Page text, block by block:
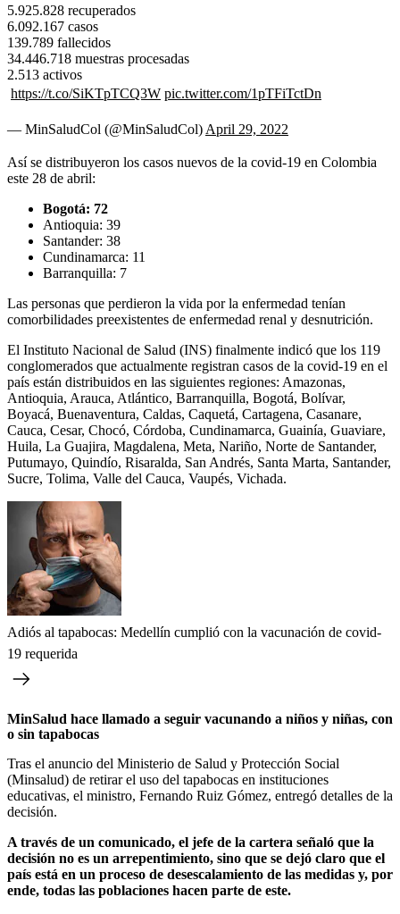
5.925.828 recuperados
6.092.167 casos
139.789 fallecidos
34.446.718 muestras procesadas
2.513 activos
https://t.co/SiKTpTCQ3W pic.twitter.com/1pTFiTctDn
— MinSaludCol (@MinSaludCol) April 29, 2022
Así se distribuyeron los casos nuevos de la covid-19 en Colombia
este 28 de abril:
Bogotá: 72
Antioquia: 39
Santander: 38
Cundinamarca: 11
Barranquilla: 7
Las personas que perdieron la vida por la enfermedad tenían
comorbilidades preexistentes de enfermedad renal y desnutrición.
El Instituto Nacional de Salud (INS) finalmente indicó que los 119
conglomerados que actualmente registran casos de la covid-19 en el
país están distribuidos en las siguientes regiones: Amazonas,
Antioquia, Arauca, Atlántico, Barranquilla, Bogotá, Bolívar,
Boyacá, Buenaventura, Caldas, Caquetá, Cartagena, Casanare,
Cauca, Cesar, Chocó, Córdoba, Cundinamarca, Guainía, Guaviare,
Huila, La Guajira, Magdalena, Meta, Nariño, Norte de Santander,
Putumayo, Quindío, Risaralda, San Andrés, Santa Marta, Santander,
Sucre, Tolima, Valle del Cauca, Vaupés, Vichada.
Adiós al tapabocas: Medellín cumplió con la vacunación de covid-
19 requerida
MinSalud hace llamado a seguir vacunando a niños y niñas, con
o sin tapabocas
Tras el anuncio del Ministerio de Salud y Protección Social
(Minsalud) de retirar el uso del tapabocas en instituciones
educativas, el ministro, Fernando Ruiz Gómez, entregó detalles de la
decisión.
A través de un comunicado, el jefe de la cartera señaló que la
decisión no es un arrepentimiento, sino que se dejó claro que el
país está en un proceso de desescalamiento de las medidas y, por
ende, todas las poblaciones hacen parte de este.